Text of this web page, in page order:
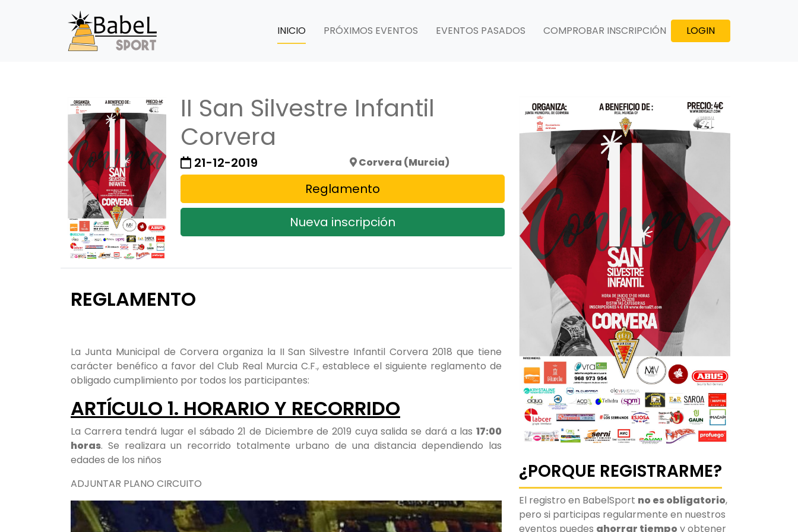
INICIO PRÓXIMOS EVENTOS EVENTOS PASADOS COMPROBAR INSCRIPCIÓN LOGIN
II San Silvestre Infantil
Corvera
21-12-2019 Corvera (Murcia)
Reglamento
Nueva inscripción
REGLAMENTO
La Junta Municipal de Corvera organiza la II San Silvestre Infantil Corvera 2018 que tiene
carácter benéfico a favor del Club Real Murcia C.F., establece el siguiente reglamento de
obligado cumplimiento por todos los participantes:
ARTÍCULO 1. HORARIO Y RECORRIDO
La Carrera tendrá lugar el sábado 21 de Diciembre de 2019 cuya salida se dará a las 17:00
horas. Se realizara un recorrido totalmente urbano de una distancia dependiendo las
edades de los niños
ADJUNTAR PLANO CIRCUITO
¿PORQUE REGISTRARME?
El registro en BabelSport no es obligatorio,
pero si participas regularmente en nuestros
eventos puedes ahorrar tiempo y obtener